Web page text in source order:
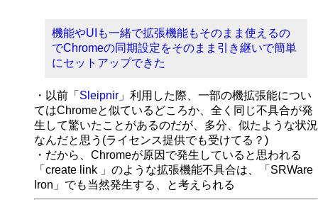
機能やUIも一緒で拡張機能もそのまま使えるの
でChromeの同期設定をそのまま引き継いで簡単
にセットアップできた
・以前「 Sleipnir 」利用した際、一部の機拡張能につい
てはChromeと似ているどころか、全く同じ不具合が発
生して驚いたことがあるのだが、多分、似たような状況
なんだと思う(ライセンス提供でも受けてる？)
・だから、Chromeが原因で発生していると思われる
「create link 」のような拡張機能不具合は、「SRWare
Iron」でも当然発生する、と考えられる